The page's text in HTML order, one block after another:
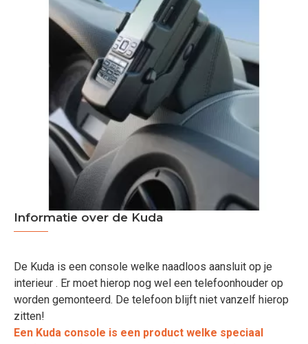
Informatie over de Kuda
De Kuda is een console welke naadloos aansluit op je
interieur . Er moet hierop nog wel een telefoonhouder op
worden gemonteerd. De telefoon blijft niet vanzelf hierop
zitten!
Een Kuda console is een product welke speciaal